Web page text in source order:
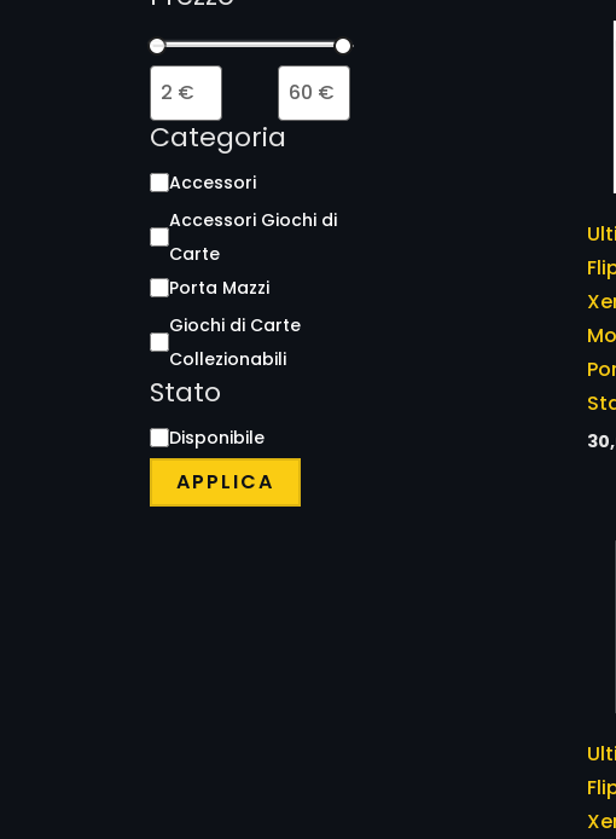
Categoria
Accessori
Accessori Giochi di
Carte
Porta Mazzi
Giochi di Carte
Collezionabili
Stato
i
à
Disponibile
APPLICA